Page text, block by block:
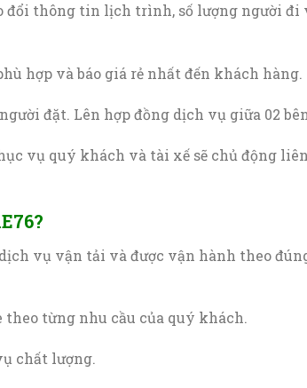
đổi thông tin lịch trình, số lượng người đi
hợp và báo giá rẻ nhất đến khách hàng.
đặt. Lên hợp đồng dịch vụ giữa 02
vụ quý khách và tài xế sẽ chủ động liên
vụ vận tải và được vận hành theo
từng nhu cầu của quý khách.
chất lượng.